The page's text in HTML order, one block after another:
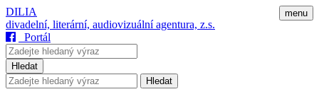
menu
DILIA
divadelní, literární, audiovizuální agentura, z.s.
Portál
Hledat
Hledat